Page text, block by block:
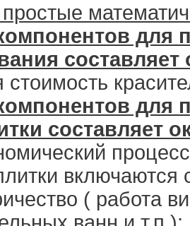
для
составляет
для
составляет
( работа